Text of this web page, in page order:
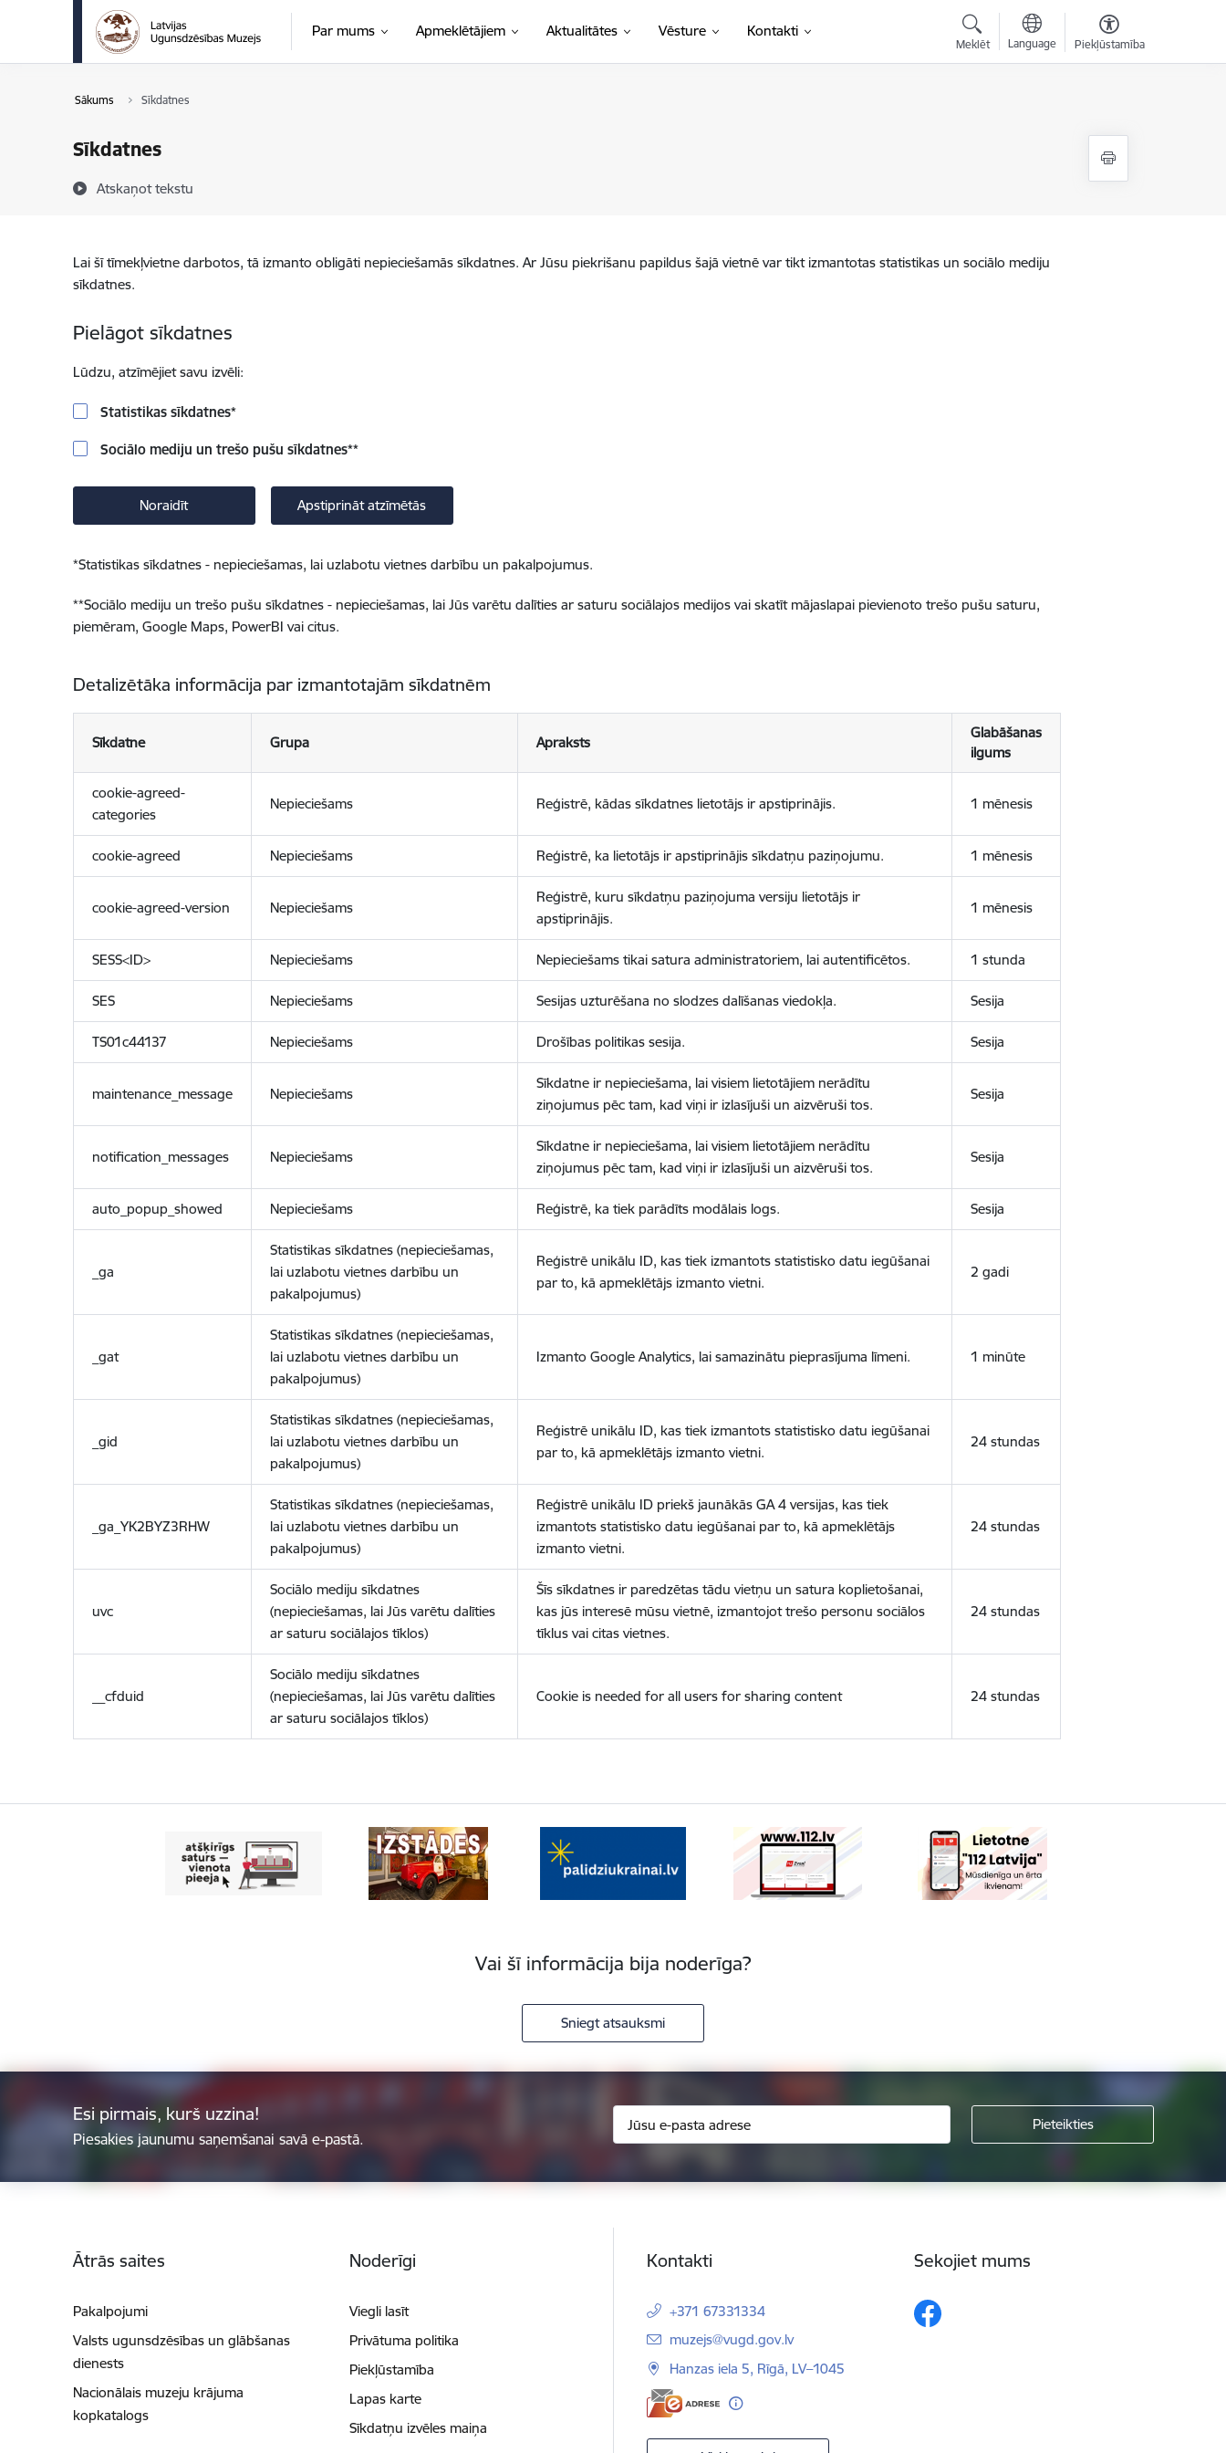
Pāriet uz lapas saturu
Par mums Apmeklētājiem Aktualitātes Vēsture Kontakti
Meklēt Language Piekļūstamība
Sākums Sīkdatnes
Sīkdatnes
Atskaņot tekstu
Lai šī tīmekļvietne darbotos, tā izmanto obligāti nepieciešamās sīkdatnes. Ar Jūsu piekrišanu papildus šajā vietnē var tikt izmantotas statistikas un sociālo mediju
sīkdatnes.
Pielāgot sīkdatnes
Lūdzu, atzīmējiet savu izvēli:
Statistikas sīkdatnes*
Sociālo mediju un trešo pušu sīkdatnes**
Noraidīt Apstiprināt atzīmētās
*Statistikas sīkdatnes - nepieciešamas, lai uzlabotu vietnes darbību un pakalpojumus.
**Sociālo mediju un trešo pušu sīkdatnes - nepieciešamas, lai Jūs varētu dalīties ar saturu sociālajos medijos vai skatīt mājaslapai pievienoto trešo pušu saturu,
piemēram, Google Maps, PowerBI vai citus.
Detalizētāka informācija par izmantotajām sīkdatnēm
Sīkdatne Grupa Apraksts
Glabāšanas
ilgums
cookie-agreed-
categories
Nepieciešams Reģistrē, kādas sīkdatnes lietotājs ir apstiprinājis. 1 mēnesis
cookie-agreed Nepieciešams Reģistrē, ka lietotājs ir apstiprinājis sīkdatņu paziņojumu. 1 mēnesis
cookie-agreed-version Nepieciešams
Reģistrē, kuru sīkdatņu paziņojuma versiju lietotājs ir
apstiprinājis.
1 mēnesis
SESS<ID> Nepieciešams Nepieciešams tikai satura administratoriem, lai autentificētos. 1 stunda
SES Nepieciešams Sesijas uzturēšana no slodzes dalīšanas viedokļa. Sesija
TS01c44137 Nepieciešams Drošības politikas sesija. Sesija
maintenance_message Nepieciešams
Sīkdatne ir nepieciešama, lai visiem lietotājiem nerādītu
ziņojumus pēc tam, kad viņi ir izlasījuši un aizvēruši tos.
Sesija
notification_messages Nepieciešams
Sīkdatne ir nepieciešama, lai visiem lietotājiem nerādītu
ziņojumus pēc tam, kad viņi ir izlasījuši un aizvēruši tos.
Sesija
auto_popup_showed Nepieciešams Reģistrē, ka tiek parādīts modālais logs. Sesija
_ga
Statistikas sīkdatnes (nepieciešamas,
lai uzlabotu vietnes darbību un
pakalpojumus)
Reģistrē unikālu ID, kas tiek izmantots statistisko datu iegūšanai
par to, kā apmeklētājs izmanto vietni.
2 gadi
_gat
Statistikas sīkdatnes (nepieciešamas,
lai uzlabotu vietnes darbību un
pakalpojumus)
Izmanto Google Analytics, lai samazinātu pieprasījuma līmeni. 1 minūte
_gid
Statistikas sīkdatnes (nepieciešamas,
lai uzlabotu vietnes darbību un
pakalpojumus)
Reģistrē unikālu ID, kas tiek izmantots statistisko datu iegūšanai
par to, kā apmeklētājs izmanto vietni.
24 stundas
_ga_YK2BYZ3RHW
Statistikas sīkdatnes (nepieciešamas,
lai uzlabotu vietnes darbību un
pakalpojumus)
Reģistrē unikālu ID priekš jaunākās GA 4 versijas, kas tiek
izmantots statistisko datu iegūšanai par to, kā apmeklētājs
izmanto vietni.
24 stundas
uvc
Sociālo mediju sīkdatnes
(nepieciešamas, lai Jūs varētu dalīties
ar saturu sociālajos tīklos)
Šīs sīkdatnes ir paredzētas tādu vietņu un satura koplietošanai,
kas jūs interesē mūsu vietnē, izmantojot trešo personu sociālos
tīklus vai citas vietnes.
24 stundas
__cfduid
Sociālo mediju sīkdatnes
(nepieciešamas, lai Jūs varētu dalīties
ar saturu sociālajos tīklos)
Cookie is needed for all users for sharing content 24 stundas
Vai šī informācija bija noderīga?
Sniegt atsauksmi
Esi pirmais, kurš uzzina!
Piesakies jaunumu saņemšanai savā e-pastā.
Ātrās saites
Pakalpojumi
Valsts ugunsdzēsības un glābšanas
dienests
Nacionālais muzeju krājuma
kopkatalogs
Noderīgi
Viegli lasīt
Privātuma politika
Piekļūstamība
Lapas karte
Sīkdatņu izvēles maiņa
Kontakti
+371 67331334
E-pasts:
muzejs@vugd.gov.lv
Hanzas iela 5, Rīgā, LV–1045
Sekojiet mums